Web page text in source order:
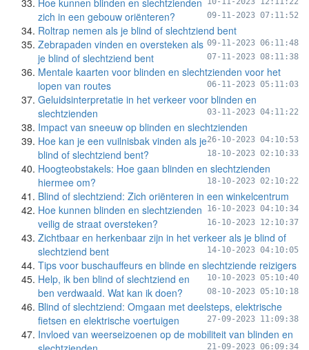
Hoe kunnen blinden en slechtzienden
zich in een gebouw oriënteren?
09-11-2023 07:11:52
Roltrap nemen als je blind of slechtziend bent
09-11-2023 06:11:48
Zebrapaden vinden en oversteken als
je blind of slechtziend bent
07-11-2023 08:11:38
Mentale kaarten voor blinden en slechtzienden voor het
lopen van routes
06-11-2023 05:11:03
Geluidsinterpretatie in het verkeer voor blinden en
slechtzienden
03-11-2023 04:11:22
Impact van sneeuw op blinden en slechtzienden
26-10-2023 04:10:53
Hoe kan je een vuilnisbak vinden als je
blind of slechtziend bent?
18-10-2023 02:10:33
Hoogteobstakels: Hoe gaan blinden en slechtzienden
hiermee om?
18-10-2023 02:10:22
Blind of slechtziend: Zich oriënteren in een winkelcentrum
16-10-2023 04:10:34
Hoe kunnen blinden en slechtzienden
veilig de straat oversteken?
16-10-2023 12:10:37
Zichtbaar en herkenbaar zijn in het verkeer als je blind of
slechtziend bent
14-10-2023 04:10:05
Tips voor buschauffeurs en blinde en slechtziende reizigers
10-10-2023 05:10:40
Help, ik ben blind of slechtziend en
ben verdwaald. Wat kan ik doen?
08-10-2023 05:10:18
Blind of slechtziend: Omgaan met deelsteps, elektrische
fietsen en elektrische voertuigen
27-09-2023 11:09:38
Invloed van weerseizoenen op de mobiliteit van blinden en
21-09-2023 06:09:34